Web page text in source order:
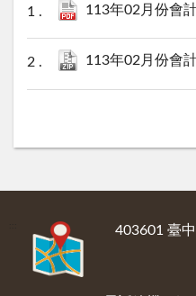
113年02月份會
113年02月份會
403601 臺